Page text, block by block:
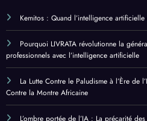
Kemitos : Quand l’intelligence
Pourquoi LIVRATA révolutionne la
professionnels avec l’intelligence artificielle
La Lutte Contre le Paludisme à l’Ère de
Contre la Montre Africaine
L’ombre portée de l’IA : La précarité